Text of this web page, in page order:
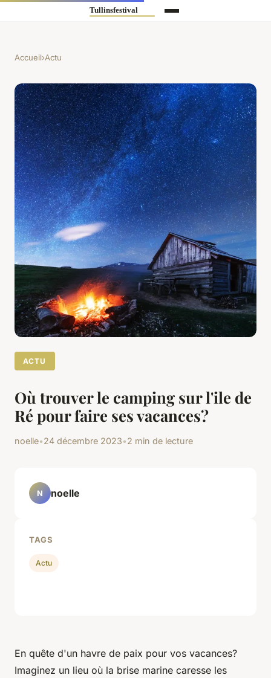
Accueil›Actu
ACTU
Où trouver le camping sur l'ile de
Ré pour faire ses vacances?
noelle•24 décembre 2023•2 min de lecture
En quête d'un havre de paix pour vos vacances?
Imaginez un lieu où la brise marine caresse les
N noelle
TAGS
Actu